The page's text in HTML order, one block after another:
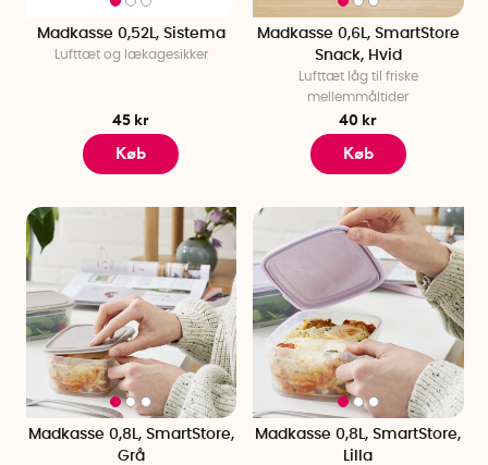
Madkasse 0,52L, Sistema
Lufttæt og lækagesikker
45 kr
Køb
Madkasse 0,6L, SmartStore
Snack, Hvid
Lufttæt låg til friske
mellemmåltider
40 kr
Køb
Madkasse 0,8L, SmartStore,
Grå
Madkasse 0,8L, SmartStore,
Lilla